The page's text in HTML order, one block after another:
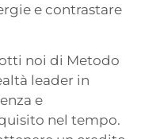
e contrastare
noi di Metodo
leader in
e
nel tempo.